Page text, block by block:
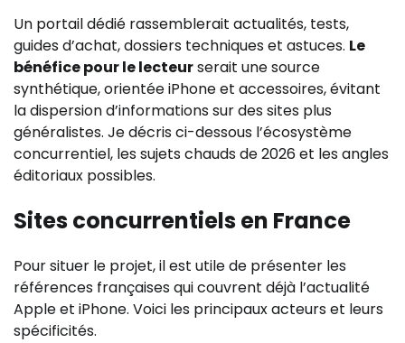
Un portail dédié rassemblerait actualités, tests,
guides d’achat, dossiers techniques et astuces. Le
bénéfice pour le lecteurserait une source
synthétique, orientée iPhone et accessoires, évitant
la dispersion d’informations sur des sites plus
généralistes. Je décris ci-dessous l’écosystème
concurrentiel, les sujets chauds de 2026 et les angles
éditoriaux possibles.
Sites concurrentiels en France
Pour situer le projet, il est utile de présenter les
références françaises qui couvrent déjà l’actualité
Apple et iPhone. Voici les principaux acteurs et leurs
spécificités.